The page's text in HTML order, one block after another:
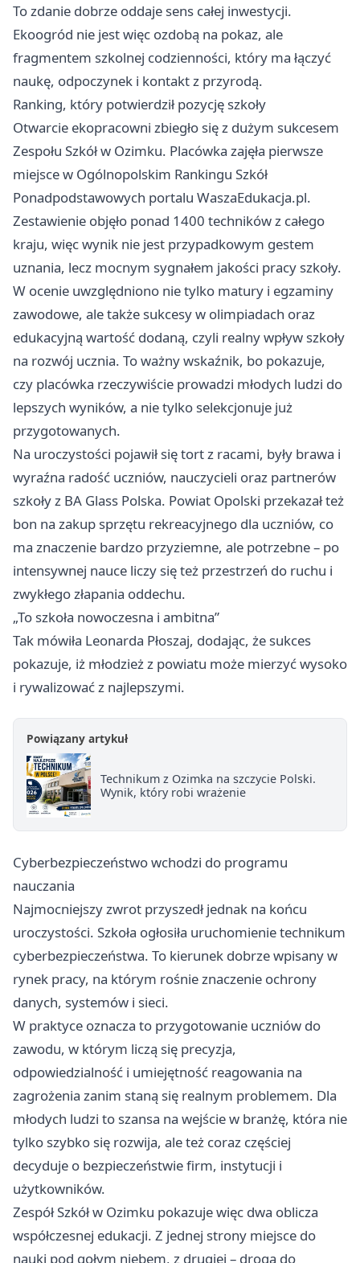
To zdanie dobrze oddaje sens całej inwestycji.
Ekoogród nie jest więc ozdobą na pokaz, ale
fragmentem szkolnej codzienności, który ma łączyć
naukę, odpoczynek i kontakt z przyrodą.
Ranking, który potwierdził pozycję szkoły
Otwarcie ekopracowni zbiegło się z dużym sukcesem
Zespołu Szkół w Ozimku. Placówka zajęła pierwsze
miejsce w Ogólnopolskim Rankingu Szkół
Ponadpodstawowych portalu WaszaEdukacja.pl.
Zestawienie objęło ponad 1400 techników z całego
kraju, więc wynik nie jest przypadkowym gestem
uznania, lecz mocnym sygnałem jakości pracy szkoły.
W ocenie uwzględniono nie tylko matury i egzaminy
zawodowe, ale także sukcesy w olimpiadach oraz
edukacyjną wartość dodaną, czyli realny wpływ szkoły
na rozwój ucznia. To ważny wskaźnik, bo pokazuje,
czy placówka rzeczywiście prowadzi młodych ludzi do
lepszych wyników, a nie tylko selekcjonuje już
przygotowanych.
Na uroczystości pojawił się tort z racami, były brawa i
wyraźna radość uczniów, nauczycieli oraz partnerów
szkoły z BA Glass Polska. Powiat Opolski przekazał też
bon na zakup sprzętu rekreacyjnego dla uczniów, co
ma znaczenie bardzo przyziemne, ale potrzebne – po
intensywnej nauce liczy się też przestrzeń do ruchu i
zwykłego złapania oddechu.
„To szkoła nowoczesna i ambitna”
Tak mówiła Leonarda Płoszaj, dodając, że sukces
pokazuje, iż młodzież z powiatu może mierzyć wysoko
i rywalizować z najlepszymi.
Powiązany artykuł
Technikum z Ozimka na szczycie Polski.
Wynik, który robi wrażenie
Cyberbezpieczeństwo wchodzi do programu
nauczania
Najmocniejszy zwrot przyszedł jednak na końcu
uroczystości. Szkoła ogłosiła uruchomienie technikum
cyberbezpieczeństwa. To kierunek dobrze wpisany w
rynek pracy, na którym rośnie znaczenie ochrony
danych, systemów i sieci.
W praktyce oznacza to przygotowanie uczniów do
zawodu, w którym liczą się precyzja,
odpowiedzialność i umiejętność reagowania na
zagrożenia zanim staną się realnym problemem. Dla
młodych ludzi to szansa na wejście w branżę, która nie
tylko szybko się rozwija, ale też coraz częściej
decyduje o bezpieczeństwie firm, instytucji i
użytkowników.
Zespół Szkół w Ozimku pokazuje więc dwa oblicza
współczesnej edukacji. Z jednej strony miejsce do
nauki pod gołym niebem, z drugiej – droga do